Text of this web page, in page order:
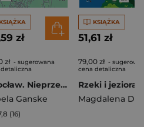
KSIĄŻKA
zł
zł - sugerowana
Wrocław. Nieprzewodnik dla turystów i mieszkańców
Ganske
(16)
KSIĄŻKA
51,61 zł
79,00 zł -
cena detaliczna